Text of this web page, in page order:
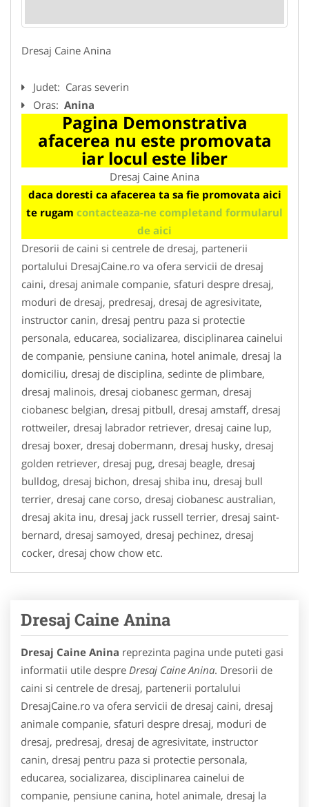
Dresaj Caine Anina
Judet: Caras severin
Oras: Anina
Pagina Demonstrativa
afacerea nu este promovata
iar locul este liber
Dresaj Caine Anina
daca doresti ca afacerea ta sa fie promovata aici
te rugam contacteaza-ne completand formularul
de aici
Dresorii de caini si centrele de dresaj, partenerii
portalului DresajCaine.ro va ofera servicii de dresaj
caini, dresaj animale companie, sfaturi despre dresaj,
moduri de dresaj, predresaj, dresaj de agresivitate,
instructor canin, dresaj pentru paza si protectie
personala, educarea, socializarea, disciplinarea cainelui
de companie, pensiune canina, hotel animale, dresaj la
domiciliu, dresaj de disciplina, sedinte de plimbare,
dresaj malinois, dresaj ciobanesc german, dresaj
ciobanesc belgian, dresaj pitbull, dresaj amstaff, dresaj
rottweiler, dresaj labrador retriever, dresaj caine lup,
dresaj boxer, dresaj dobermann, dresaj husky, dresaj
golden retriever, dresaj pug, dresaj beagle, dresaj
bulldog, dresaj bichon, dresaj shiba inu, dresaj bull
terrier, dresaj cane corso, dresaj ciobanesc australian,
dresaj akita inu, dresaj jack russell terrier, dresaj saint-
bernard, dresaj samoyed, dresaj pechinez, dresaj
cocker, dresaj chow chow etc.
Dresaj Caine Anina
Dresaj Caine Anina reprezinta pagina unde puteti gasi
informatii utile despre Dresaj Caine Anina. Dresorii de
caini si centrele de dresaj, partenerii portalului
DresajCaine.ro va ofera servicii de dresaj caini, dresaj
animale companie, sfaturi despre dresaj, moduri de
dresaj, predresaj, dresaj de agresivitate, instructor
canin, dresaj pentru paza si protectie personala,
educarea, socializarea, disciplinarea cainelui de
companie, pensiune canina, hotel animale, dresaj la